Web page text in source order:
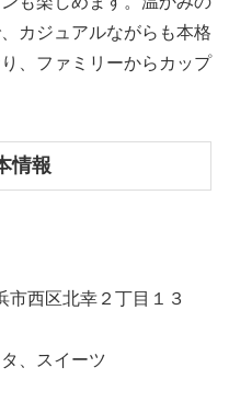
カジュアルながらも本格
、ファミリーからカップ
情報
市西区北幸２丁目１３
、スイーツ